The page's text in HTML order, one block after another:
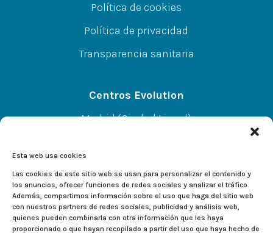
Esta web usa cookies
Las cookies de este sitio web se usan para personalizar el contenido y
los anuncios, ofrecer funciones de redes sociales y analizar el tráfico.
Además, compartimos información sobre el uso que haga del sitio web
con nuestros partners de redes sociales, publicidad y análisis web,
quienes pueden combinarla con otra información que les haya
proporcionado o que hayan recopilado a partir del uso que haya hecho de
Política de cookies
Política de privacidad
Transparencia sanitaria
Centros Evolution
Madrid (Ciudad Lineal)
Alcalá de Henares
CC El Val L-233, C/Valladolid 2, 28804